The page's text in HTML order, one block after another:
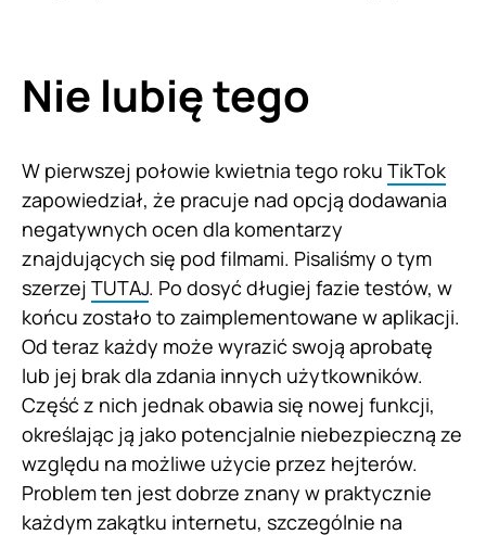
Nie lubię tego
W pierwszej połowie kwietnia tego roku TikTok
zapowiedział, że pracuje nad opcją dodawania
negatywnych ocen dla komentarzy
znajdujących się pod filmami. Pisaliśmy o tym
szerzej TUTAJ. Po dosyć długiej fazie testów, w
końcu zostało to zaimplementowane w aplikacji.
Od teraz każdy może wyrazić swoją aprobatę
lub jej brak dla zdania innych użytkowników.
Część z nich jednak obawia się nowej funkcji,
określając ją jako potencjalnie niebezpieczną ze
względu na możliwe użycie przez hejterów.
Problem ten jest dobrze znany w praktycznie
każdym zakątku internetu, szczególnie na